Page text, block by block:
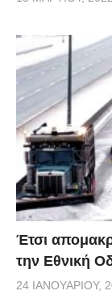
Έτσι
την Εθνική
24 ΙΑΝΟΥΑΡΊΟΥ,